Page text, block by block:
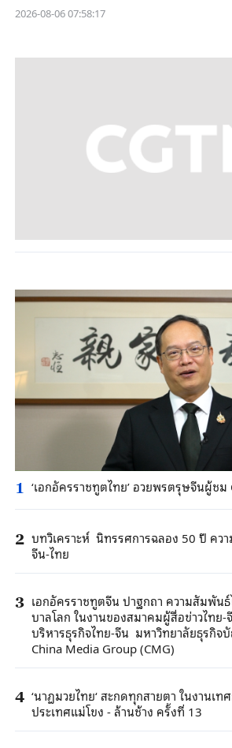
2026-08-06 07:58:17
1 ‘เอกอัครราชทูตไทย’ อวยพรตรุษจีนผู้ชม
2 บทวิเคราะห์ นิทรรศการฉลอง 50 ปี คว
จีน-ไทย
3 เอกอัครราชทูตจีน ปาฐกถา ความสัมพัน
บาลโลก ในงานของสมาคมผู้สื่อข่าวไทย
บริหารธุรกิจไทย-จีน มหาวิทยาลัยธุรกิ
China Media Group (CMG)
4 ‘นาฏมวยไทย‘ สะกดทุกสายตา ในงานเ
ประเทศแม่โขง - ล้านช้าง ครั้งที่ 13